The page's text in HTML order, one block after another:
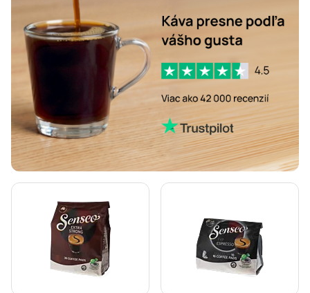
Segafredo – kávové kapsuly do kávovarov Senseo
Café René – kávové kapsuly do kávovarov Senseo
Kapsuly do kávovaru Senseo®
Merrild – kávové kapsuly do kávovarov Senseo
Friele – kávové kapsuly do kávovarov Senseo
Marcilla – kávové kapsuly do kávovarov Senseo
Kapsuly do kávovarov Senseo
Kaffekapslen do kávovaru Senseo®